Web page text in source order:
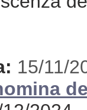
15/11/